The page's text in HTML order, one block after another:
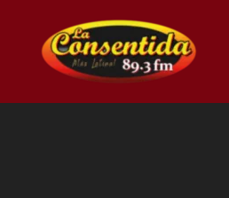
contenido